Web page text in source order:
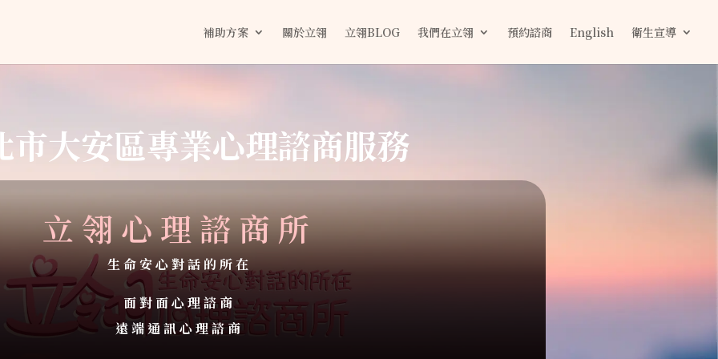
補助方案 關於立翎 立翎BLOG 我們在立翎 預約諮商 English 衛生宣導
市大安區專業心理諮商服務
立翎心理諮商所
生命安心對話的所在
面對面心理諮商
遠端通訊心理諮商